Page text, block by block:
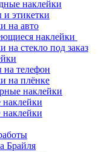
наклейки
этикетки
на авто
наклейки
на стекло под заказ
на телефон
на плёнке
наклейки
Брайля